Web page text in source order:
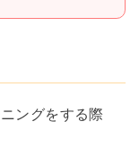
ングをする際